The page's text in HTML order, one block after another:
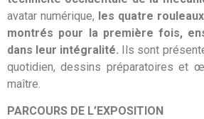
avatar numérique, les quatre
montrés pour la première fois,
dans leur intégralité. Ils sont
quotidien, dessins préparatoires et
maître.
PARCOURS DE L’EXPOSITION